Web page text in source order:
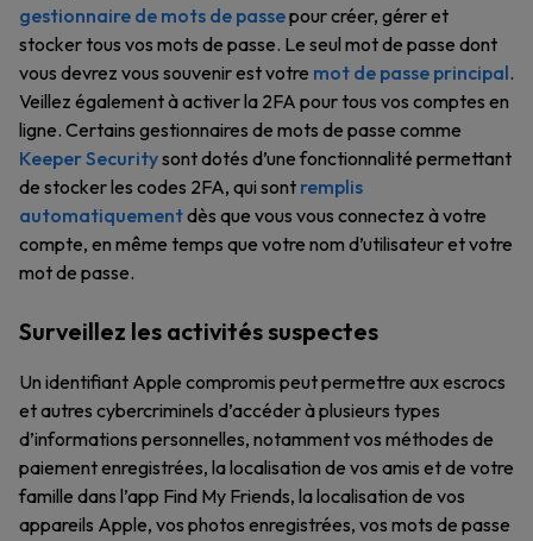
gestionnaire de mots de passepour créer, gérer et
stocker tous vos mots de passe. Le seul mot de passe dont
vous devrez vous souvenir est votre mot de passe principal.
Veillez également à activer la 2FA pour tous vos comptes en
ligne. Certains gestionnaires de mots de passe comme
Keeper Securitysont dotés d’une fonctionnalité permettant
de stocker les codes 2FA, qui sont remplis
automatiquementdès que vous vous connectez à votre
compte, en même temps que votre nom d’utilisateur et votre
mot de passe.
Surveillez les activités suspectes
Un identifiant Apple compromis peut permettre aux escrocs
et autres cybercriminels d’accéder à plusieurs types
d’informations personnelles, notamment vos méthodes de
paiement enregistrées, la localisation de vos amis et de votre
famille dans l’app Find My Friends, la localisation de vos
appareils Apple, vos photos enregistrées, vos mots de passe